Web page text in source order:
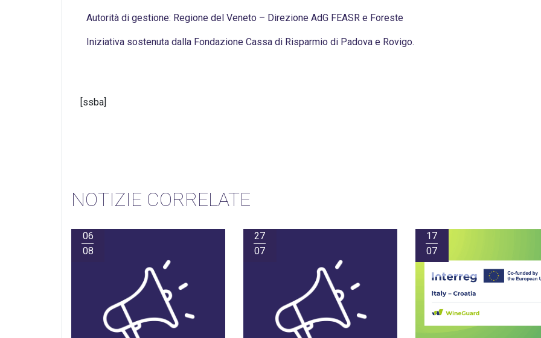
Autorità di gestione: Regione del Veneto – Direzione AdG FEASR e Foreste
Iniziativa sostenuta dalla Fondazione Cassa di Risparmio di Padova e Rovigo.
[ssba]
NOTIZIE CORRELATE
06
08
27
07
17
07